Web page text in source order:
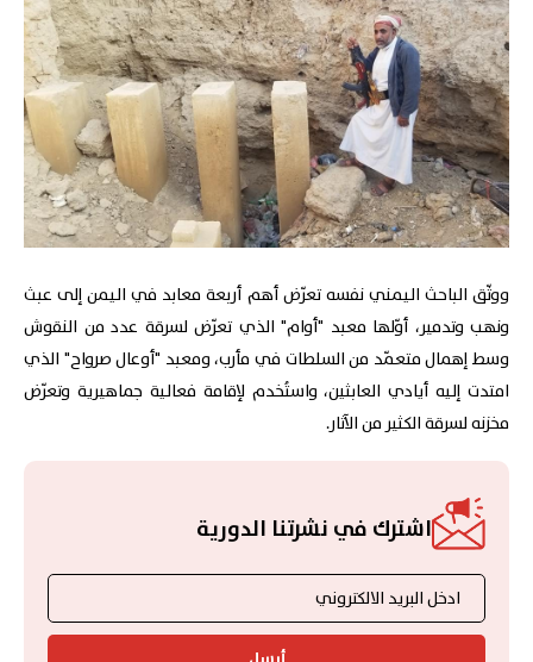
ووثّق الباحث اليمني نفسه تعرّض أهم أربعة معابد في اليمن إلى عبث
ونهب وتدمير، أوّلها معبد "أوام" الذي تعرّض لسرقة عدد من النقوش
وسط إهمال متعمّد من السلطات في مأرب، ومعبد "أوعال صرواح" الذي
امتدت إليه أيادي العابثين، واستُخدم لإقامة فعالية جماهيرية وتعرّض
مخزنه لسرقة الكثير من الآثار.
اشترك في نشرتنا الدورية